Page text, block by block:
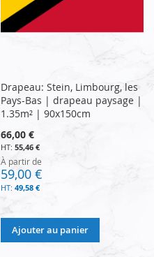
Drapeau: Stein, Limbourg, les
Pays-Bas | drapeau paysage |
1.35m² | 90x150cm
66,00 €
55,46 €
À partir de
59,00 €
49,58 €
Ajouter au panier